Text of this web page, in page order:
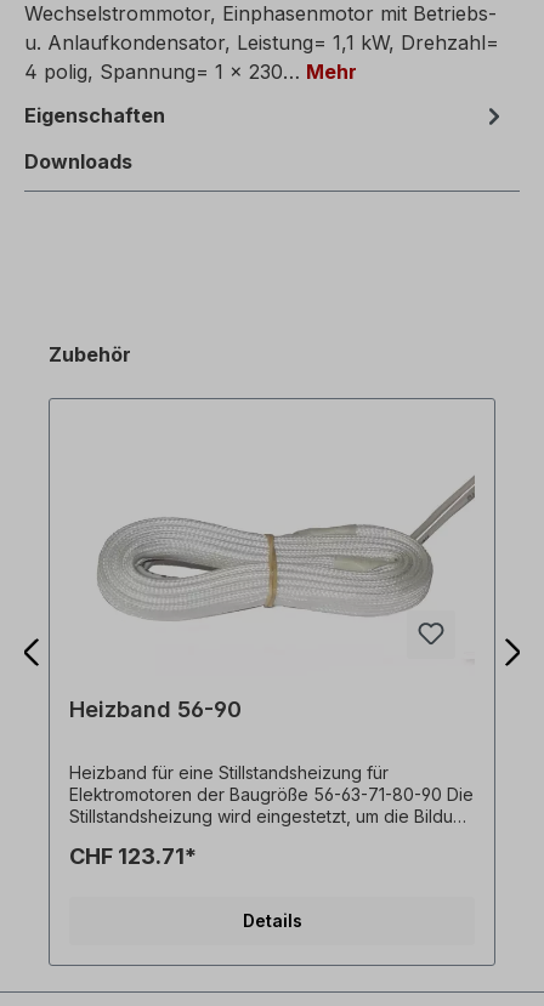
Wechselstrommotor, Einphasenmotor mit Betriebs-
u. Anlaufkondensator, Leistung= 1,1 kW, Drehzahl=
4 polig, Spannung= 1 x 230… Mehr
Eigenschaften
Downloads
Zubehör
Heizband 56-90
Heizband für eine Stillstandsheizung für
Elektromotoren der Baugröße 56-63-71-80-90 Die
Stillstandsheizung wird eingestetzt, um die Bildung
verhindern.
CHF 123.71*
Details